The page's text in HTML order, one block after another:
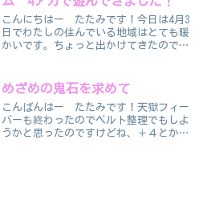
こんにちはー たたみです！今日は4月3
日でわたしの住んでいる地域はとても暖
かいです。ちょっと出かけてきたのです
良かったです。この天気よくて暖かい日
が続くといいなぁ～と思...
めざめの鬼石を求めて
こんばんはー たたみです！天獄フィー
バーも終わったのでベルト整理でもしよ
うかと思ったのですけどね、＋４とかだ